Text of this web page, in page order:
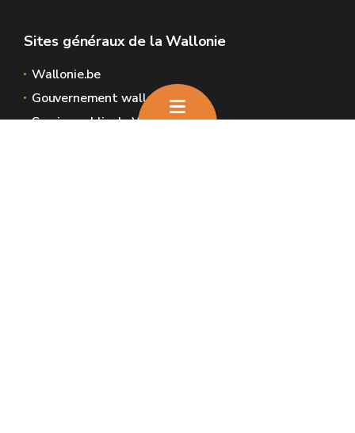
Sites généraux de la Wallonie
Wallonie.be
Gouvernement wallon
Service public de Wallonie